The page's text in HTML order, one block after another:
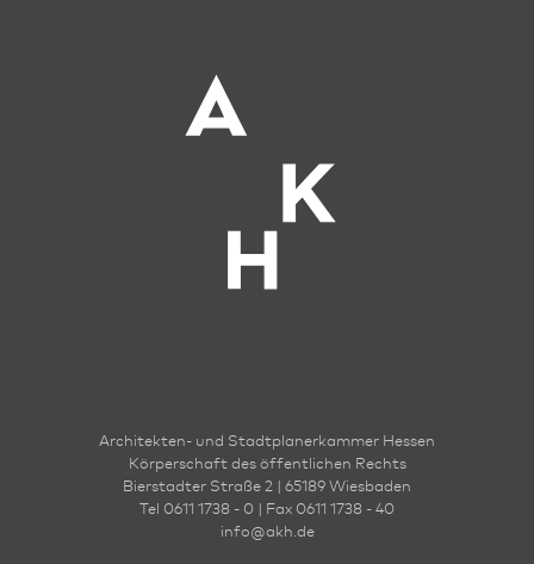
Architekten- und Stadt­planer­kammer Hessen
Körperschaft des öffentlichen Rechts
Bierstadter Straße 2 | 65189 Wies­ba­den
Tel 0611 1738 - 0 | Fax 0611 1738 - 40
info@akh.de